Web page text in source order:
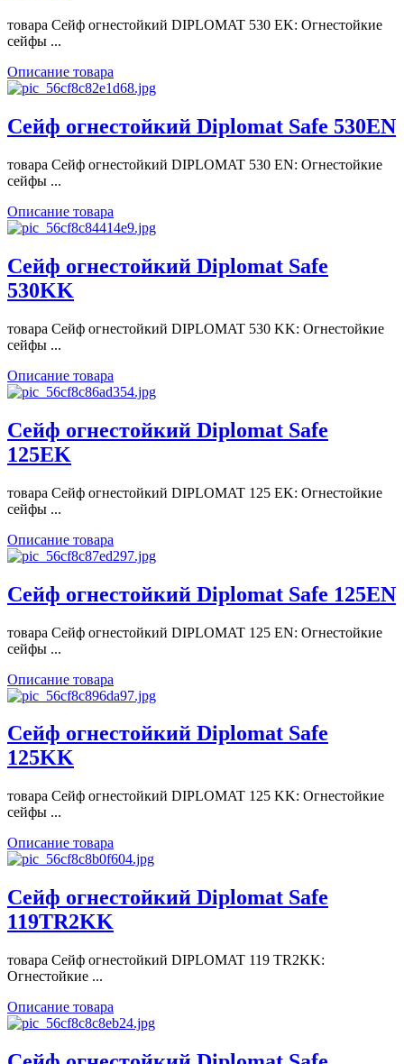
товара Сейф огнестойкий DIPLOMAT 530 EK: Огнестойкие
сейфы ...
Описание товара
Сейф огнестойкий Diplomat Safe 530EN
товара Сейф огнестойкий DIPLOMAT 530 EN: Огнестойкие
сейфы ...
Описание товара
Сейф огнестойкий Diplomat Safe
530KK
товара Сейф огнестойкий DIPLOMAT 530 KK: Огнестойкие
сейфы ...
Описание товара
Сейф огнестойкий Diplomat Safe
125EK
товара Сейф огнестойкий DIPLOMAT 125 EK: Огнестойкие
сейфы ...
Описание товара
Сейф огнестойкий Diplomat Safe 125EN
товара Сейф огнестойкий DIPLOMAT 125 EN: Огнестойкие
сейфы ...
Описание товара
Сейф огнестойкий Diplomat Safe
125KK
товара Сейф огнестойкий DIPLOMAT 125 KK: Огнестойкие
сейфы ...
Описание товара
Сейф огнестойкий Diplomat Safe
119TR2KK
товара Сейф огнестойкий DIPLOMAT 119 TR2KK:
Огнестойкие ...
Описание товара